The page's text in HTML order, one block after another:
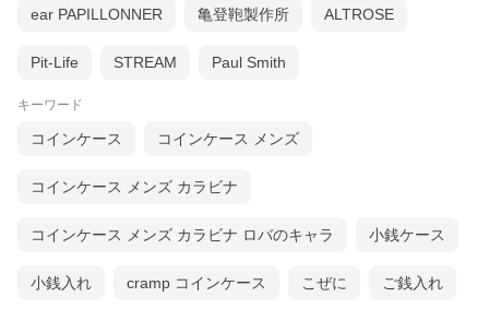
な布で汚れを拭きとってください。革は水にぬらさないこと
い。この場合、乾いたタオルで軽く叩くように吸い取ってく
るち表面の汚れが革の内部へ浸透し、シミの原因となりま
す。水気を取った後は形を整えながら紙(新聞紙等)を詰め込み
ドライヤーでの高温乾燥は革の収縮や硬化の原因となります
や保護油を塗ってください。皮革の種類・表面加工方法に合
に必ず目立たない部分で試し塗りをしてください。色落ち・
ear PAPILLONNER 亀登鞄製作所 ALTROSE
Pit-Life STREAM Paul Smith
キーワード
コインケース コインケース メンズ
コインケース メンズ カラビナ
コインケース メンズ カラビナ ロバのキャラ 小銭ケース
小銭入れ cramp コインケース こぜに ご銭入れ